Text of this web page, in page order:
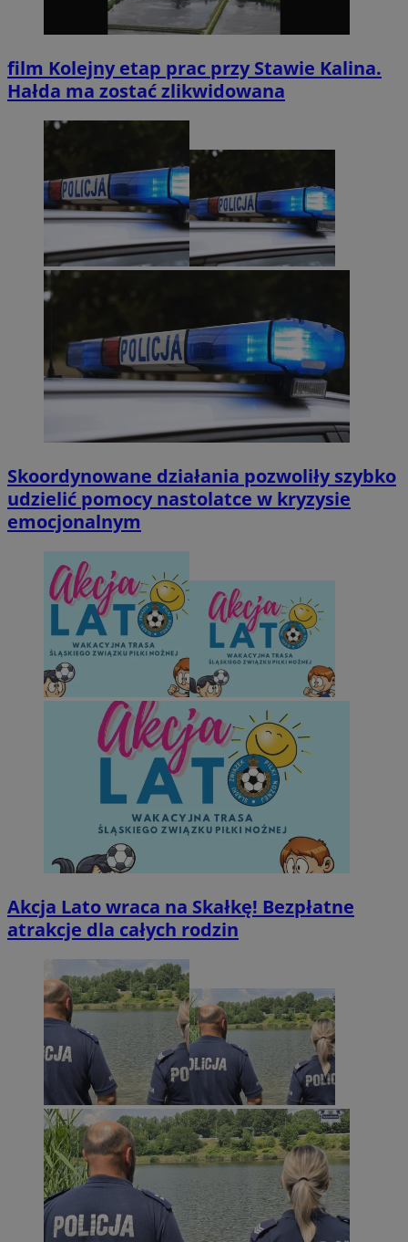
film Kolejny etap prac przy Stawie Kalina.
Hałda ma zostać zlikwidowana
Skoordynowane działania pozwoliły szybko
udzielić pomocy nastolatce w kryzysie
emocjonalnym
Akcja Lato wraca na Skałkę! Bezpłatne
atrakcje dla całych rodzin